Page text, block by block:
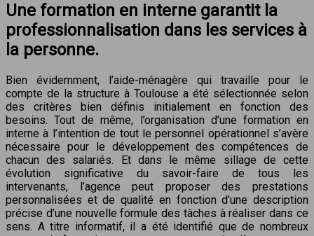
Une formation en interne garantit la
professionnalisation dans les services à
la personne.
Bien évidemment, l’aide-ménagère qui travaille pour le
compte de la structure à Toulouse a été sélectionnée selon
des critères bien définis initialement en fonction des
besoins. Tout de même, l’organisation d’une formation en
interne à l’intention de tout le personnel opérationnel s’avère
nécessaire pour le développement des compétences de
chacun des salariés. Et dans le même sillage de cette
évolution significative du savoir-faire de tous les
intervenants, l’agence peut proposer des prestations
personnalisées et de qualité en fonction d’une description
précise d’une nouvelle formule des tâches à réaliser dans ce
sens. A titre informatif, il a été identifié que de nombreux